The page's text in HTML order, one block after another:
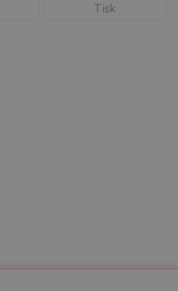
Tisk